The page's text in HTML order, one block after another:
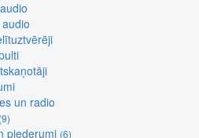
un radio
(9)
piederumi (6)